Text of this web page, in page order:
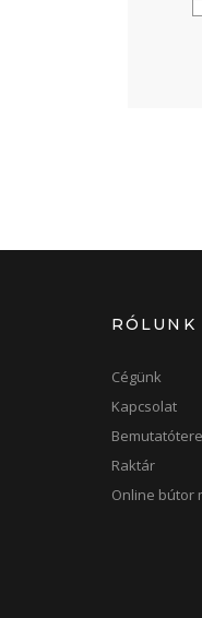
RÓLUNK
Cégünk
Kapcsolat
Raktár
Online bútor